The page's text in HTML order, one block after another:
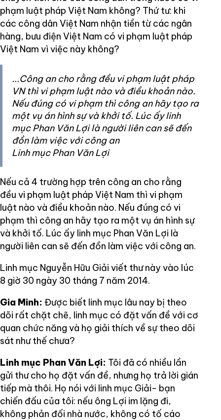
phạm luật pháp Việt Nam không? Thứ tư: khi
các công dân Việt Nam nhận tiền từ các ngân
hàng, bưu điện Việt Nam có vi phạm luật pháp
Việt Nam vì việc này không?
...Công an cho rằng đều vi phạm luật pháp
VN thì vi phạm luật nào và điều khoản nào.
Nếu đúng có vi phạm thì công an hãy tạo ra
một vụ án hình sự và khởi tố. Lúc ấy linh
mục Phan Văn Lợi là người liên can sẽ đến
đồn làm việc với công an
Linh mục Phan Văn Lợi
Nếu cả 4 trường hợp trên công an cho rằng
đều vi phạm luật pháp Việt Nam thì vi phạm
luật nào và điều khoản nào. Nếu đúng có vi
phạm thì công an hãy tạo ra một vụ án hình sự
và khởi tố. Lúc ấy linh mục Phan Văn Lợi là
người liên can sẽ đến đồn làm việc với công an.
Linh mục Nguyễn Hữu Giải viết thư này vào lúc
8 giờ 30 ngày 30 tháng 7 năm 2014.
Gia Minh: Được biết linh mục lâu nay bị theo
dõi rất chặt chẽ, linh mục có đặt vấn đề với cơ
quan chức năng và họ giải thích về sự theo dõi
sát như thế chưa?
Linh mục Phan Văn Lợi: Tôi đã có nhiều lần
gửi thư cho họ đặt vấn đề, nhưng họ trả lời gián
tiếp mà thôi. Họ nói với linh mục Giải- bạn
chiến đấu của tôi: nếu ông Lợi im lặng đi,
không phản đối nhà nước, không có tố cáo